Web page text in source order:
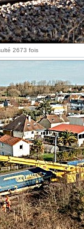
2673 fois